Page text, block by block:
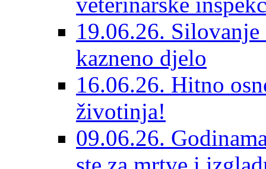
19.06.26.
kazneno djelo
16.06.26. Hitno
životinja!
09.06.26.